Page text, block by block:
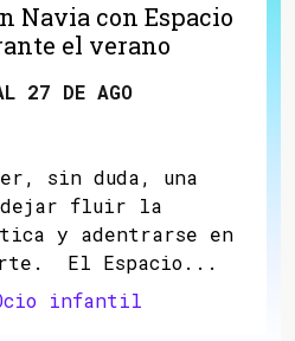
Navia con Espacio
el verano
27 DE AGO
sin duda, una
dejar fluir la
y adentrarse en
El Espacio...
infantil